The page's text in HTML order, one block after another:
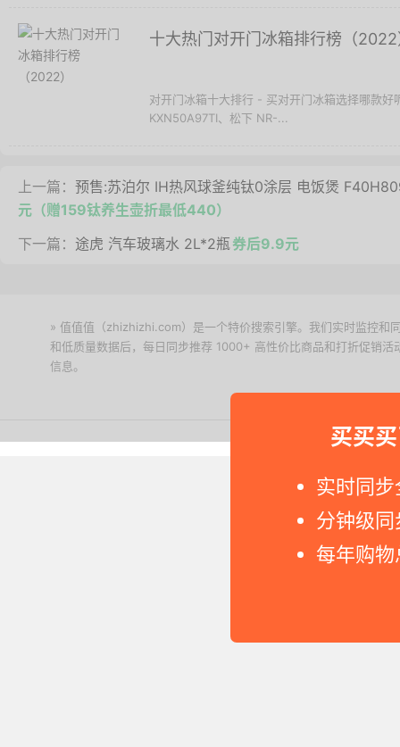
买买
实时同
分钟级
每年购
十大热门对开门冰箱排行榜（
对开门冰箱十大排行 - 买对开门冰箱选择哪款
KXN50A97TI、松下 NR-...
上一篇： 预售:苏泊尔 IH热风球釜纯钛0涂层 电饭煲
元（赠159钛养生壶折最低440）
下一篇： 途虎 汽车玻璃水 2L*2瓶券后9.9元
» 值值值（zhizhizhi.com）是一个特价搜索引擎。我们实时监控和
和低质量数据后，每日同步推荐 1000+ 高性价比商品和打折促销
信息。
Copyright © 2011-2026 网购